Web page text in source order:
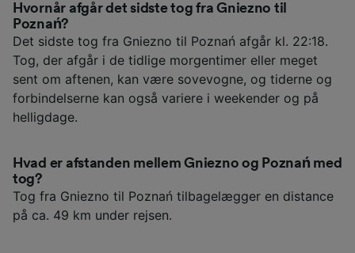
Hvornår afgår det sidste tog fra Gniezno til
Poznań?
Det sidste tog fra Gniezno til Poznań afgår kl. 22:18.
Tog, der afgår i de tidlige morgentimer eller meget
sent om aftenen, kan være sovevogne, og tiderne og
forbindelserne kan også variere i weekender og på
helligdage.
Hvad er afstanden mellem Gniezno og Poznań med
tog?
Tog fra Gniezno til Poznań tilbagelægger en distance
på ca. 49 km under rejsen.